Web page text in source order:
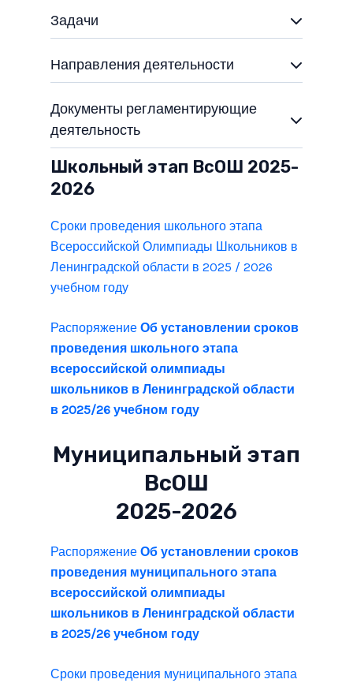
Задачи
Направления деятельности
Документы регламентирующие
деятельность
Школьный этап ВсОШ 2025-
2026
Сроки проведения школьного этапа
Всероссийской Олимпиады Школьников в
Ленинградской области в 2025 / 2026
учебном году
Распоряжение Об установлении сроков
проведения школьного этапа
всероссийской олимпиады
школьников в Ленинградской области
в 2025/26 учебном году
Муниципальный этап
ВсОШ
2025-2026
Распоряжение Об установлении сроков
проведения муниципального этапа
всероссийской олимпиады
школьников в Ленинградской области
в 2025/26 учебном году
Сроки проведения муниципального этапа